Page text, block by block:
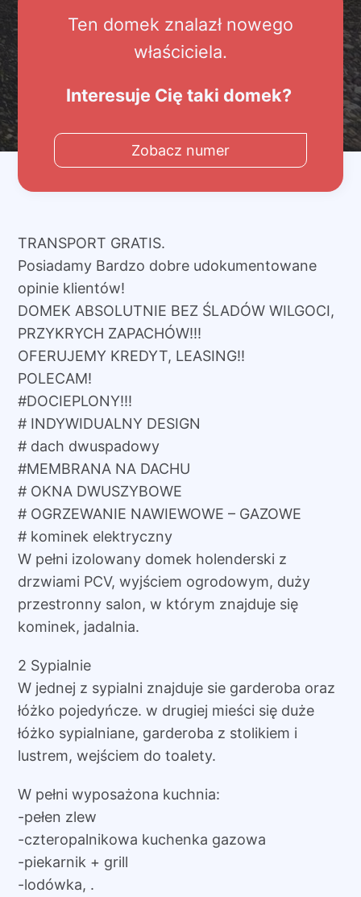
Ten domek znalazł nowego
właściciela.
Interesuje Cię taki domek?
Zobacz numer
TRANSPORT GRATIS.
Posiadamy Bardzo dobre udokumentowane
opinie klientów!
DOMEK ABSOLUTNIE BEZ ŚLADÓW WILGOCI,
PRZYKRYCH ZAPACHÓW!!!
OFERUJEMY KREDYT, LEASING!!
POLECAM!
#DOCIEPLONY!!!
# INDYWIDUALNY DESIGN
# dach dwuspadowy
#MEMBRANA NA DACHU
# OKNA DWUSZYBOWE
# OGRZEWANIE NAWIEWOWE – GAZOWE
# kominek elektryczny
W pełni izolowany domek holenderski z
drzwiami PCV, wyjściem ogrodowym, duży
przestronny salon, w którym znajduje się
kominek, jadalnia.
2 Sypialnie
W jednej z sypialni znajduje sie garderoba oraz
łóżko pojedyńcze. w drugiej mieści się duże
łóżko sypialniane, garderoba z stolikiem i
lustrem, wejściem do toalety.
W pełni wyposażona kuchnia:
-pełen zlew
-czteropalnikowa kuchenka gazowa
-piekarnik + grill
-lodówka, .